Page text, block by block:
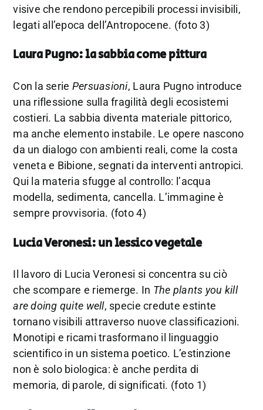
visive che rendono percepibili processi invisibili,
legati all’epoca dell’Antropocene. (foto 3)
Laura Pugno: la sabbia come pittura
Con la serie Persuasioni, Laura Pugno introduce
una riflessione sulla fragilità degli ecosistemi
costieri. La sabbia diventa materiale pittorico,
ma anche elemento instabile. Le opere nascono
da un dialogo con ambienti reali, come la costa
veneta e Bibione, segnati da interventi antropici.
Qui la materia sfugge al controllo: l’acqua
modella, sedimenta, cancella. L’immagine è
sempre provvisoria. (foto 4)
Lucia Veronesi: un lessico vegetale
Il lavoro di Lucia Veronesi si concentra su ciò
che scompare e riemerge. In The plants you kill
are doing quite well, specie credute estinte
tornano visibili attraverso nuove classificazioni.
Monotipi e ricami trasformano il linguaggio
scientifico in un sistema poetico. L’estinzione
non è solo biologica: è anche perdita di
memoria, di parole, di significati. (foto 1)